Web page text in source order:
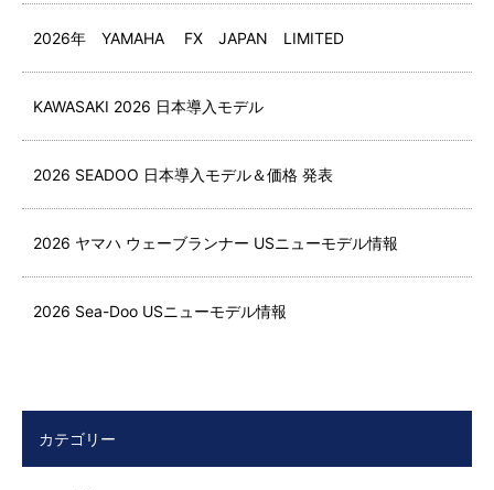
2026年 YAMAHA FX JAPAN LIMITED
KAWASAKI 2026 日本導入モデル
2026 SEADOO 日本導入モデル＆価格 発表
2026 ヤマハ ウェーブランナー USニューモデル情報
2026 Sea-Doo USニューモデル情報
カテゴリー